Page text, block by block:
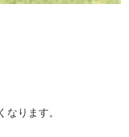
ります。